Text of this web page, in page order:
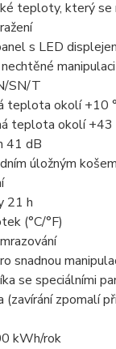
teploty, který
s LED
manipulaci
SN/T
teplota okolí +10
teplota okolí +43
41 dB
úložným košem
21 h
(°C/°F)
snadnou
se speciálními
(zavírání zpomalí
kWh/rok